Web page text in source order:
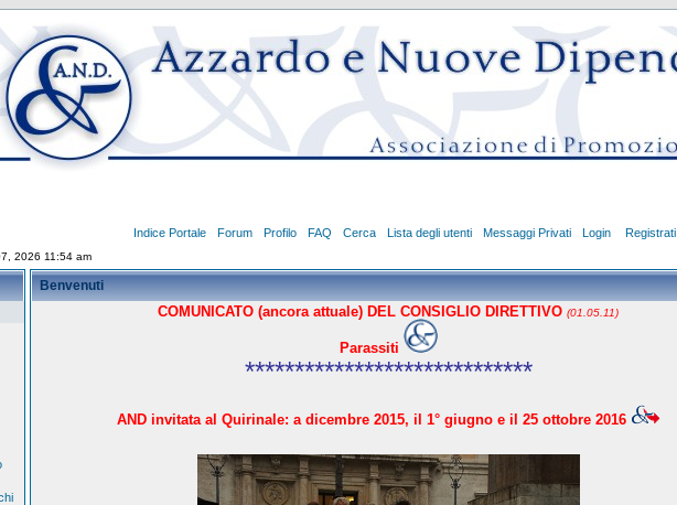
Indice Portale Forum Profilo FAQ Cerca Lista degli utenti Messaggi Privati Login Registrati
2026 11:54 am
Benvenuti
COMUNICATO (ancora attuale) DEL CONSIGLIO DIRETTIVO (01.05.11)
Parassiti
*****************************
AND invitata al Quirinale: a dicembre 2015, il 1° giugno e il 25 ottobre 2016